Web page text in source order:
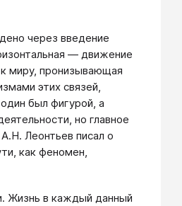
через введение
— движение
миру, пронизывающая
этих связей,
был фигурой, а
но главное
Леонтьев писал о
как феномен,
Жизнь в каждый данный